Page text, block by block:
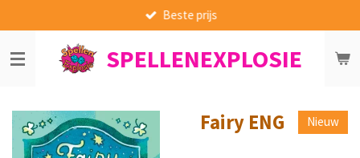
direct
naar
de
SPELLENEXPLOSIE
Beste prijs
Fairy ENG Nieuw